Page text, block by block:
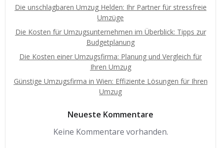
Die unschlagbaren Umzug Helden: Ihr Partner für stressfreie
Umzüge
Die Kosten für Umzugsunternehmen im Überblick: Tipps zur
Budgetplanung
Die Kosten einer Umzugsfirma: Planung und Vergleich für
Ihren Umzug
Günstige Umzugsfirma in Wien: Effiziente Lösungen für Ihren
Umzug
Neueste Kommentare
Keine Kommentare vorhanden.